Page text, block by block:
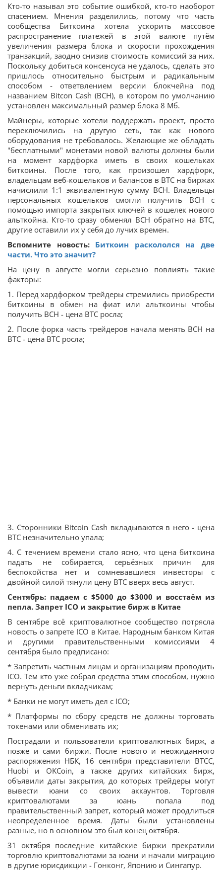
Кто-то называл это событие ошибкой, кто-то наоборот
спасением. Мнения разделились, потому что часть
сообщества Биткоина хотела ускорить массовое
распространение платежей в этой валюте путём
увеличения размера блока и скорости прохождения
транзакций, заодно снизив стоимость комиссий за них.
Поскольку добиться консенсуса не удалось, сделать это
пришлось относительно быстрым и радикальным
способом - ответвлением версии блокчейна под
названием Bitcon Cash (BCH), в котором по умолчанию
установлен максимальный размер блока 8 Мб.
Майнеры, которые хотели поддержать проект, просто
переключились на другую сеть, так как нового
оборудования не требовалось. Желающие же обладать
"бесплатными" монетами новой валюты должны были
на момент хардфорка иметь в своих кошельках
биткоины. После того, как произошел хардфорк,
владельцам веб-кошельков и балансов в BTC на биржах
начислили 1:1 эквивалентную сумму BCH. Владельцы
персональных кошельков смогли получить BCH с
помощью импорта закрытых ключей в кошелек нового
альткойна. Кто-то сразу обменял BCH обратно на BTC,
другие оставили их у себя до лучих времен.
Вспомните новость: Биткоин раскололся на две
части. Что это значит?
На цену в августе могли серьезно повлиять такие
факторы:
1. Перед хардфорком трейдеры стремились приобрести
биткоины в обмен на фиат или альткоины чтобы
получить BCH - цена BTC росла;
2. После форка часть трейдеров начала менять BCH на
BTC - цена BTC росла;
3. Сторонники Bitcoin Cash вкладываются в него - цена
BTC незначительно упала;
4. С течением времени стало ясно, что цена биткоина
падать не собирается, серьёзных причин для
беспокойства нет и сомневавшиеся инвесторы c
двойной силой тянули цену BTC вверх весь август.
Сентябрь: падаем с $5000 до $3000 и восстаём из
пепла. Запрет ICO и закрытие бирж в Китае
В сентябре всё криптовалютное сообщество потрясла
новость о запрете ICO в Китае. Народным банком Китая
и другими правительственными комиссиями 4
сентября было предписано:
* Запретить частным лицам и организациям проводить
ICO. Тем кто уже собрал средства этим способом, нужно
вернуть деньги вкладчикам;
* Банки не могут иметь дел с ICO;
* Платформы по сбору средств не должны торговать
токенами или обменивать их;
Пострадали и пользователи криптовалютных бирж, а
позже и сами биржи. После нового и неожиданного
распоряжения НБК, 16 сентября представители BTCC,
Huobi и OKCoin, а также других китайских бирж,
объявили даты закрытия, до которых трейдеры могут
вывести юани со своих аккаунтов. Торговля
криптовалютами за юань попала под
правительственный запрет, который может продлиться
неопределенное время. Даты были установлены
разные, но в основном это был конец октября.
31 октября последние китайские биржи прекратили
торговлю криптовалютами за юани и начали миграцию
в другие юрисдикции - Гонконг, Японию и Сингапур.